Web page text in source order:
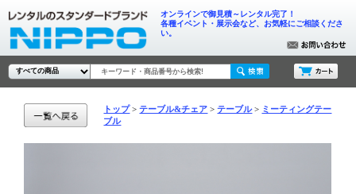
オンラインで御見積～レンタル完了！
各種イベント・展示会など、お気軽にご相談くださ
い。
トップ テーブル&チェア テーブル
ミーティングテー
ブル